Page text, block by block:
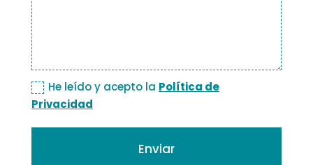
He leído y acepto la Política de
Privacidad
Enviar